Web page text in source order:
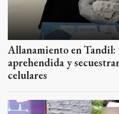
Allanamiento en Tandil:
aprehendida y
celulares